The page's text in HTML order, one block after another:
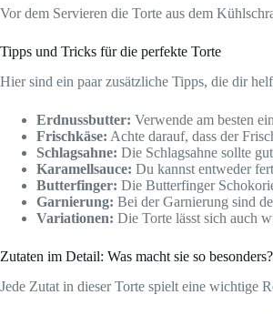
Vor dem Servieren die Torte aus dem
Tipps und Tricks für die perfekte Torte
Hier sind ein paar zusätzliche Tipps, die dir
Erdnussbutter: Verwende am besten
Frischkäse: Achte darauf, dass der
Schlagsahne: Die Schlagsahne sollte
Karamellsauce: Du kannst entweder
Butterfinger: Die Butterfinger
Garnierung: Bei der Garnierung sind
Variationen: Die Torte lässt sich auch
Zutaten im Detail: Was macht sie so besonders?
Jede Zutat in dieser Torte spielt eine wichtige